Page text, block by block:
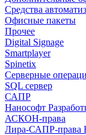
Средства
Офисные пакеты
Прочее
Digital Signage
Smartplayer
Spinetix
Серверные
SQL сервер
САПР
Нанософт
АСКОН-права
Лира-САПР-права